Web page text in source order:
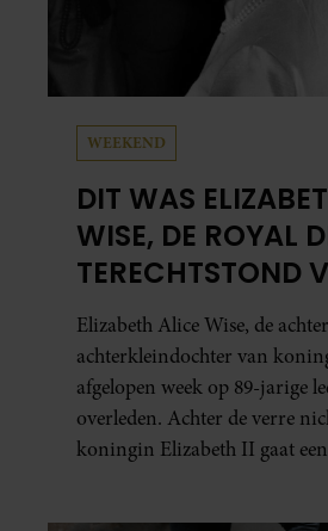
WEEKEND
DIT WAS
WISE, DE ROYAL
TERECHTSTOND
DOOD VAN HAAR
Elizabeth Alice Wise, de
achterkleindochter van
afgelopen week op 89-jarige
overleden. Achter de verre
koningin Elizabeth II gaat